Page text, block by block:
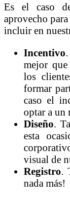
Es el caso
aprovecho
incluir en
Incentivo
mejor
los
formar
caso el
optar a un
Diseño.
esta
visual de
Registro.
nada más!